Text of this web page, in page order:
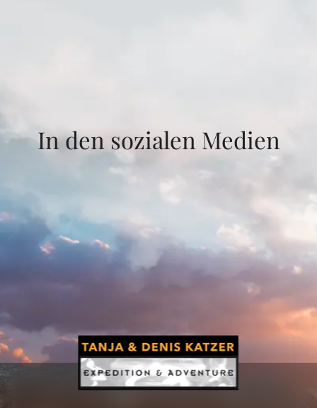
In den sozialen Medien